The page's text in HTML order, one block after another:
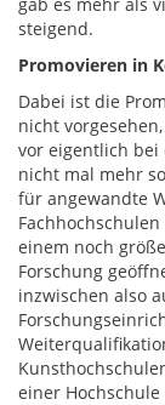
steigend.
Promovieren in
Dabei ist die
nicht
vor eigentlich
nicht mal mehr
für angewandte
einem noch
Forschung
inzwischen also
einer